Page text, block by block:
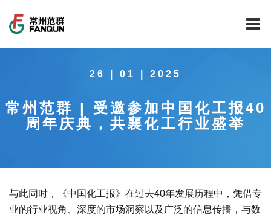
公司介绍
范群文化
干燥设备
回转圆筒干燥焙烧系列
制药行业
工程实验室
新闻中心
26 | 01 | 2025
常州范群 | 受邀参加中国化工报40
周年庆典，共襄化工行业盛举
与此同时，《中国化工报》在过去40年发展历程中，凭借专
业的行业视角、深度的市场洞察以及广泛的信息传播，与数